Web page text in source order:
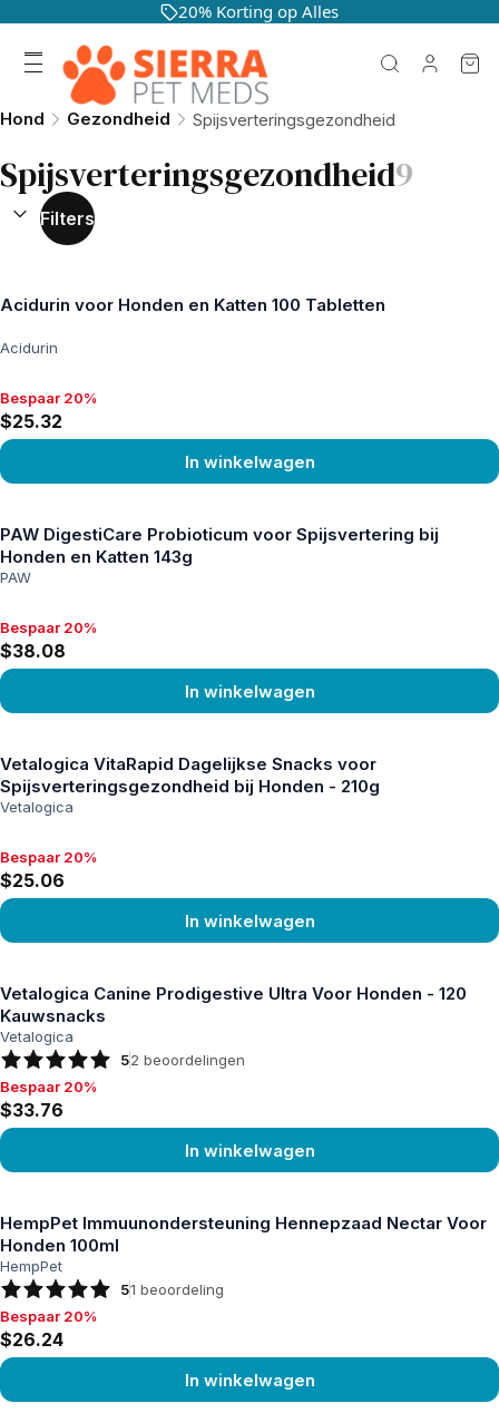
20% Korting op Alles
Hond Gezondheid Spijsverteringsgezondheid
Spijsverteringsgezondheid9
SORTEREN OP: optioneel)
Filters
Acidurin voor Honden en Katten 100 Tabletten
Acidurin
Bespaar 20%, $25.32
Bespaar 20%
$25.32
In winkelwagen
PAW DigestiCare Probioticum voor Spijsvertering bij
Honden en Katten 143g
PAW
Bespaar 20%, $38.08
Bespaar 20%
$38.08
In winkelwagen
Vetalogica VitaRapid Dagelijkse Snacks voor
Spijsverteringsgezondheid bij Honden - 210g
Vetalogica
Bespaar 20%, $25.06
Bespaar 20%
$25.06
In winkelwagen
Vetalogica Canine Prodigestive Ultra Voor Honden - 120
Kauwsnacks
Vetalogica
52 beoordelingen
Bespaar 20%, $33.76
Bespaar 20%
$33.76
In winkelwagen
HempPet Immuunondersteuning Hennepzaad Nectar Voor
Honden 100ml
HempPet
51 beoordeling
Bespaar 20%, $26.24
Bespaar 20%
$26.24
In winkelwagen